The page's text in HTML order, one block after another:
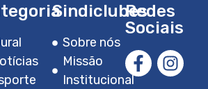
Sindiclubes
Sobre nós
Missão
Institucional
Redes
Sociais